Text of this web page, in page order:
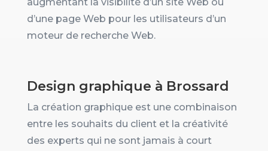
d’une page Web pour les utilisateurs d’un
moteur de recherche Web.
Design graphique à Brossard
La création graphique est une combinaison
entre les souhaits du client et la créativité
des experts qui ne sont jamais à court